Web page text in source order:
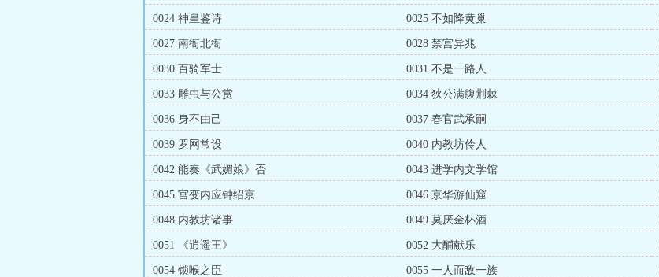
0024 神皇鉴诗 0025 不如降黄巢
0027 南衙北衙 0028 禁宫异兆
0030 百骑军士 0031 不是一路人
0033 雕虫与公赏 0034 狄公满腹荆棘
0036 身不由己 0037 春官武承嗣
0039 罗网常设 0040 内教坊伶人
0042 能奏《武媚娘》否 0043 进学内文学馆
0045 宫变内应钟绍京 0046 京华游仙窟
0048 内教坊诸事 0049 莫厌金杯酒
0051 《逍遥王》 0052 大酺献乐
0054 锁喉之臣 0055 一人而敌一族